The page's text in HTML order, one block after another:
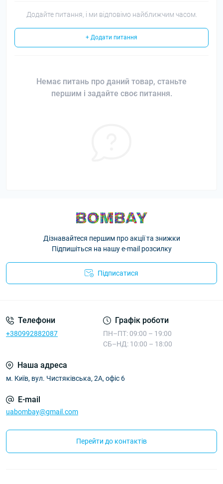
Додайте питання, і ми відповімо найближчим часом.
+ Додати питання
Немає питань про даний товар, станьте
першим і задайте своє питання.
Дізнавайтеся першим про акції та знижки
Підпишіться на нашу e-mail розсилку
Підписатися
Телефони
+380992882087
Графік роботи
ПН–ПТ: 09:00 – 19:00
СБ–НД: 10:00 – 18:00
Наша адреса
м. Київ, вул. Чистяківська, 2А, офіс 6
E-mail
uabombay@gmail.com
Перейти до контактів